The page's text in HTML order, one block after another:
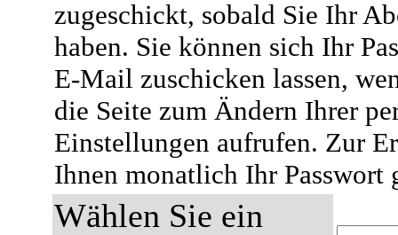
zugeschickt, sobald Sie Ihr
haben. Sie können sich Ihr
E-Mail zuschicken lassen,
die Seite zum Ändern Ihrer
Einstellungen aufrufen. Zur
Ihnen monatlich Ihr Passwort
Wählen Sie ein